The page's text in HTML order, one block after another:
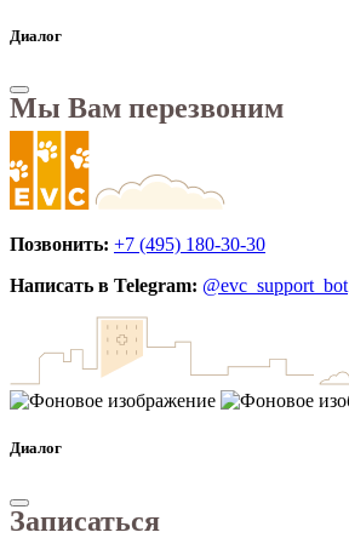
Диалог
Мы Вам перезвоним
Позвонить: +7 (495) 180-30-30
Написать в Telegram: @evc_support_bot
Диалог
Записаться